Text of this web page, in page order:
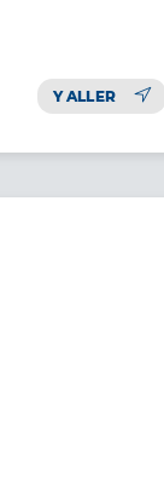
Y ALLER